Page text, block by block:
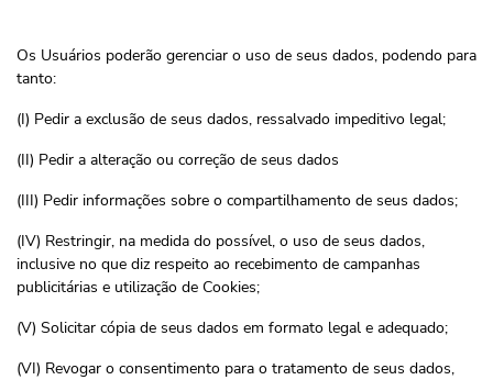
Os Usuários poderão gerenciar o uso de seus dados, podendo para
tanto:
(I) Pedir a exclusão de seus dados, ressalvado impeditivo legal;
(II) Pedir a alteração ou correção de seus dados
(III) Pedir informações sobre o compartilhamento de seus dados;
(IV) Restringir, na medida do possível, o uso de seus dados,
inclusive no que diz respeito ao recebimento de campanhas
publicitárias e utilização de Cookies;
(V) Solicitar cópia de seus dados em formato legal e adequado;
(VI) Revogar o consentimento para o tratamento de seus dados,